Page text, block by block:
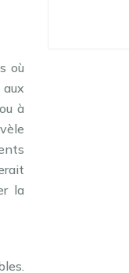
où
à
la